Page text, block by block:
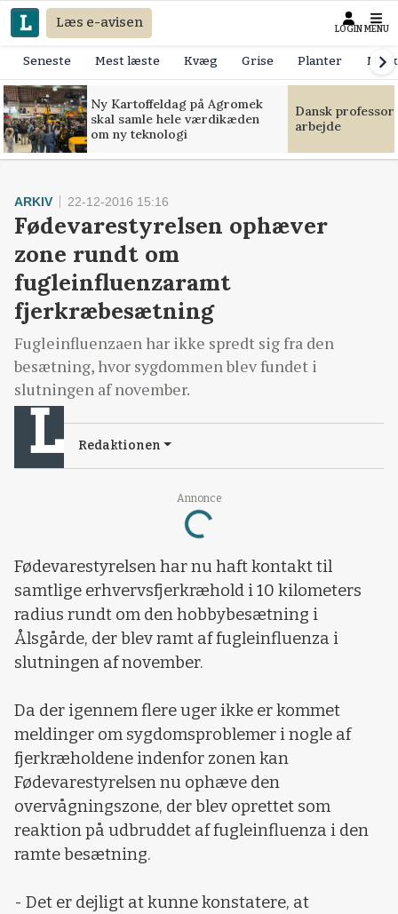
Læs e-avisen LOGIN MENU
Seneste Mest læste Kvæg Grise Planter
Ny Kartoffeldag på Agromek
skal samle hele værdikæden
om ny teknologi
Dansk
arbejde
Annonce
Loading...
ARKIV 22-12-2016 15:16
Fødevarestyrelsen ophæver
zone rundt om
fugleinfluenzaramt
fjerkræbesætning
Fugleinfluenzaen har ikke spredt sig fra den
besætning, hvor sygdommen blev fundet i
slutningen af november.
Redaktionen
Fødevarestyrelsen har nu haft kontakt til
samtlige erhvervsfjerkræhold i 10 kilometers
radius rundt om den hobbybesætning i
Ålsgårde, der blev ramt af fugleinfluenza i
slutningen af november.
Da der igennem flere uger ikke er kommet
meldinger om sygdomsproblemer i nogle af
fjerkræholdene indenfor zonen kan
Fødevarestyrelsen nu ophæve den
overvågningszone, der blev oprettet som
reaktion på udbruddet af fugleinfluenza i den
ramte besætning.
- Det er dejligt at kunne konstatere, at